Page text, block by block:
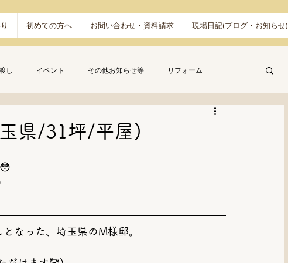
初めての方へ お問い合わせ・資料請求 現場日記(ブログ・お知らせ)
し イベント その他お知らせ等 リフォーム
県/31坪/平屋)
なった、埼玉県のM様邸。